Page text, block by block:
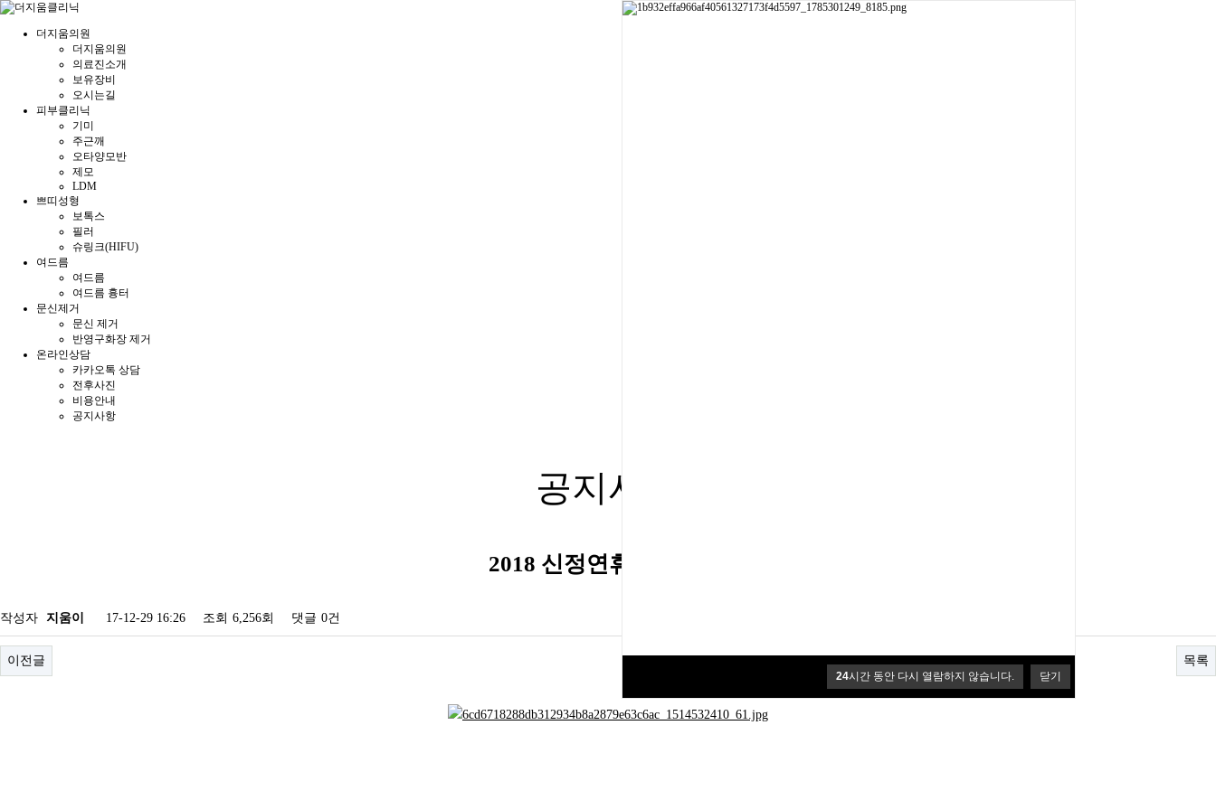
24시간 동안 다시 열람하지 않습니다. 닫기
더지움의원
더지움의원
의료진소개
보유장비
오시는길
피부클리닉
기미
주근깨
오타양모반
제모
LDM
쁘띠성형
보톡스
필러
슈링크(HIFU)
여드름
여드름
여드름 흉터
문신제거
문신 제거
반영구화장 제거
온라인상담
카카오톡 상담
전후사진
비용안내
공지사항
공지사항
2018 신정연휴 진료안내
작성자 지움이 17-12-29 16:26 조회 6,256회 댓글 0건
이전글 목록